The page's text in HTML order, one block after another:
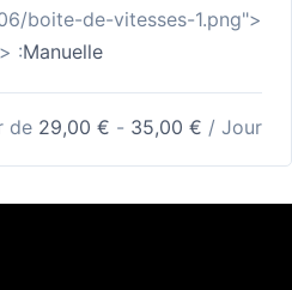
boite-de-vitesses-1.png">
:Manuelle
de 29,00 € - 35,00 € / Jour